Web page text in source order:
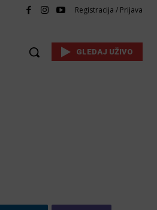
Registracija / Prijava
GLEDAJ UŽIVO